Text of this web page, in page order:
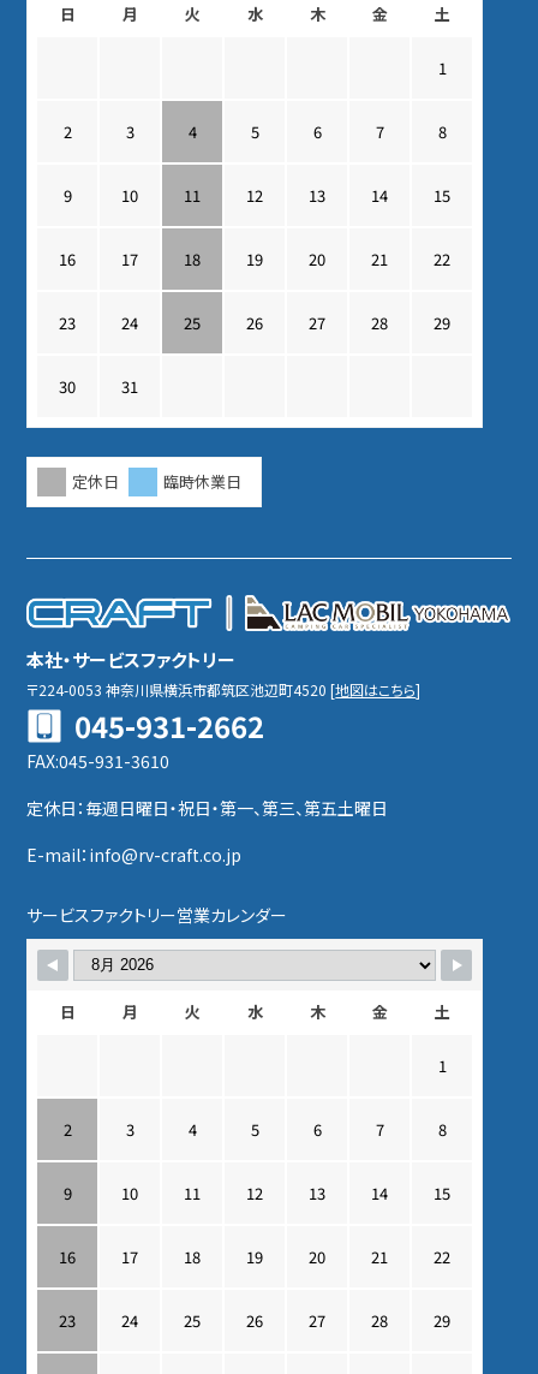
日 月 火 水 木 金 土
1
2 3 4 5 6 7 8
9 10 11 12 13 14 15
16 17 18 19 20 21 22
23 24 25 26 27 28 29
30 31
定休日 臨時休業日
本社・サービスファクトリー
〒224-0053神奈川県横浜市都筑区池辺町4520[地図はこちら]
045-931-2662
FAX:045-931-3610
定休日：毎週日曜日・祝日・第一、第三、第五土曜日
E-mail：info@rv-craft.co.jp
サービスファクトリー営業カレンダー
日 月 火 水 木 金 土
1
2 3 4 5 6 7 8
9 10 11 12 13 14 15
16 17 18 19 20 21 22
23 24 25 26 27 28 29